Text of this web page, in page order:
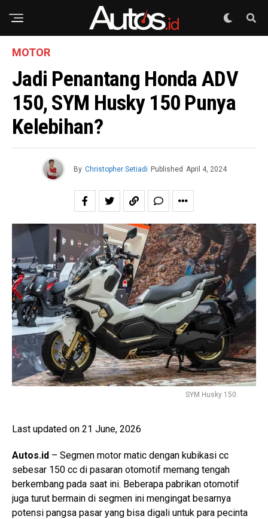
MOTOR
Jadi Penantang Honda ADV
150, SYM Husky 150 Punya
Kelebihan?
By Christopher Setiadi Published April 4, 2024
SYM Husky 150.
Last updated on 21 June, 2026
Autos.id – Segmen motor matic dengan kubikasi cc
sebesar 150 cc di pasaran otomotif memang tengah
berkembang pada saat ini. Beberapa pabrikan otomotif
juga turut bermain di segmen ini mengingat besarnya
potensi pangsa pasar yang bisa digali untuk para pecinta